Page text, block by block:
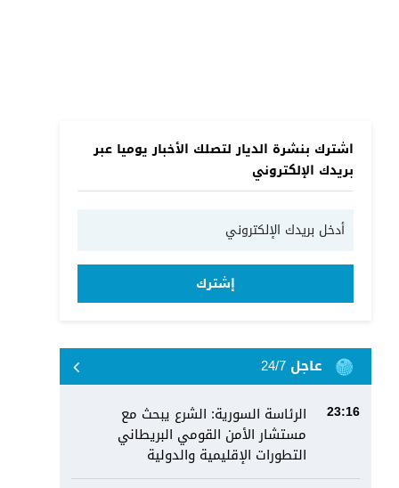
اشترك بنشرة الديار لتصلك الأخبار يوميا عبر
بريدك الإلكتروني
إشترك
عاجل 24/7
23:16
الرئاسة السورية: الشرع يبحث مع
مستشار الأمن القومي البريطاني
التطورات الإقليمية والدولية